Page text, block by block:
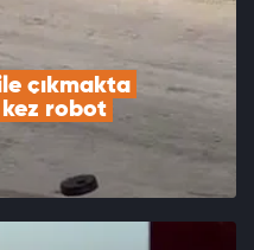
çıkmakta
kez robot